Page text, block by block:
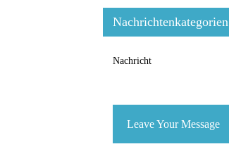
Nachrichtenkategorien
Nachricht
Leave Your Message